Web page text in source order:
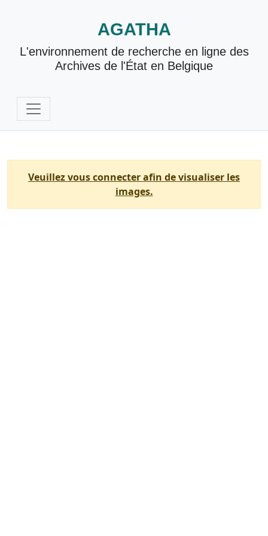
AGATHA
L'environnement de recherche en ligne des
Archives de l'État en Belgique
Veuillez vous connecter afin de visualiser les
images.